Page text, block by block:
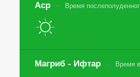
Аср Время
Магриб - Ифтар Время